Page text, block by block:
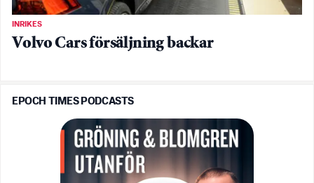
INRIKES
Volvo Cars försäljning backar
EPOCH TIMES PODCASTS